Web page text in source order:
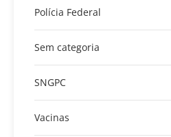
Polícia Federal
Sem categoria
SNGPC
Vacinas